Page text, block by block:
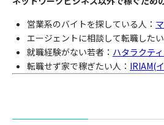
営業系のバイトを探している人：
エージェントに相談して転職したい
就職経験がない若者： ハタラクテ
転職せず家で稼ぎたい人： IRIAM(